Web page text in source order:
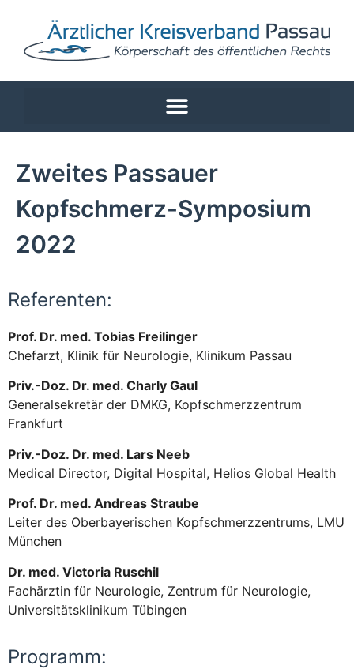
Zweites Passauer
Kopfschmerz-Symposium
2022
Referenten:
Prof. Dr. med. Tobias Freilinger
Chefarzt, Klinik für Neurologie, Klinikum Passau
Priv.-Doz. Dr. med. Charly Gaul
Generalsekretär der DMKG, Kopfschmerzzentrum
Frankfurt
Priv.-Doz. Dr. med. Lars Neeb
Medical Director, Digital Hospital, Helios Global Health
Prof. Dr. med. Andreas Straube
Leiter des Oberbayerischen Kopfschmerzzentrums, LMU
München
Dr. med. Victoria Ruschil
Fachärztin für Neurologie, Zentrum für Neurologie,
Universitätsklinikum Tübingen
Programm: